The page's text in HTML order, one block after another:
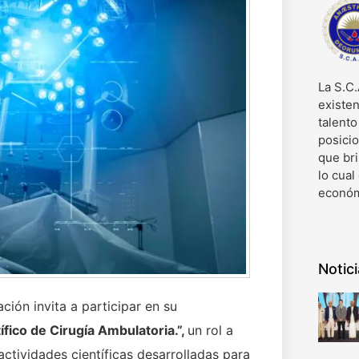
invita a participar en su
de Cirugía Ambulatoria.”, un rol a
científicas desarrolladas para
La
que
lo